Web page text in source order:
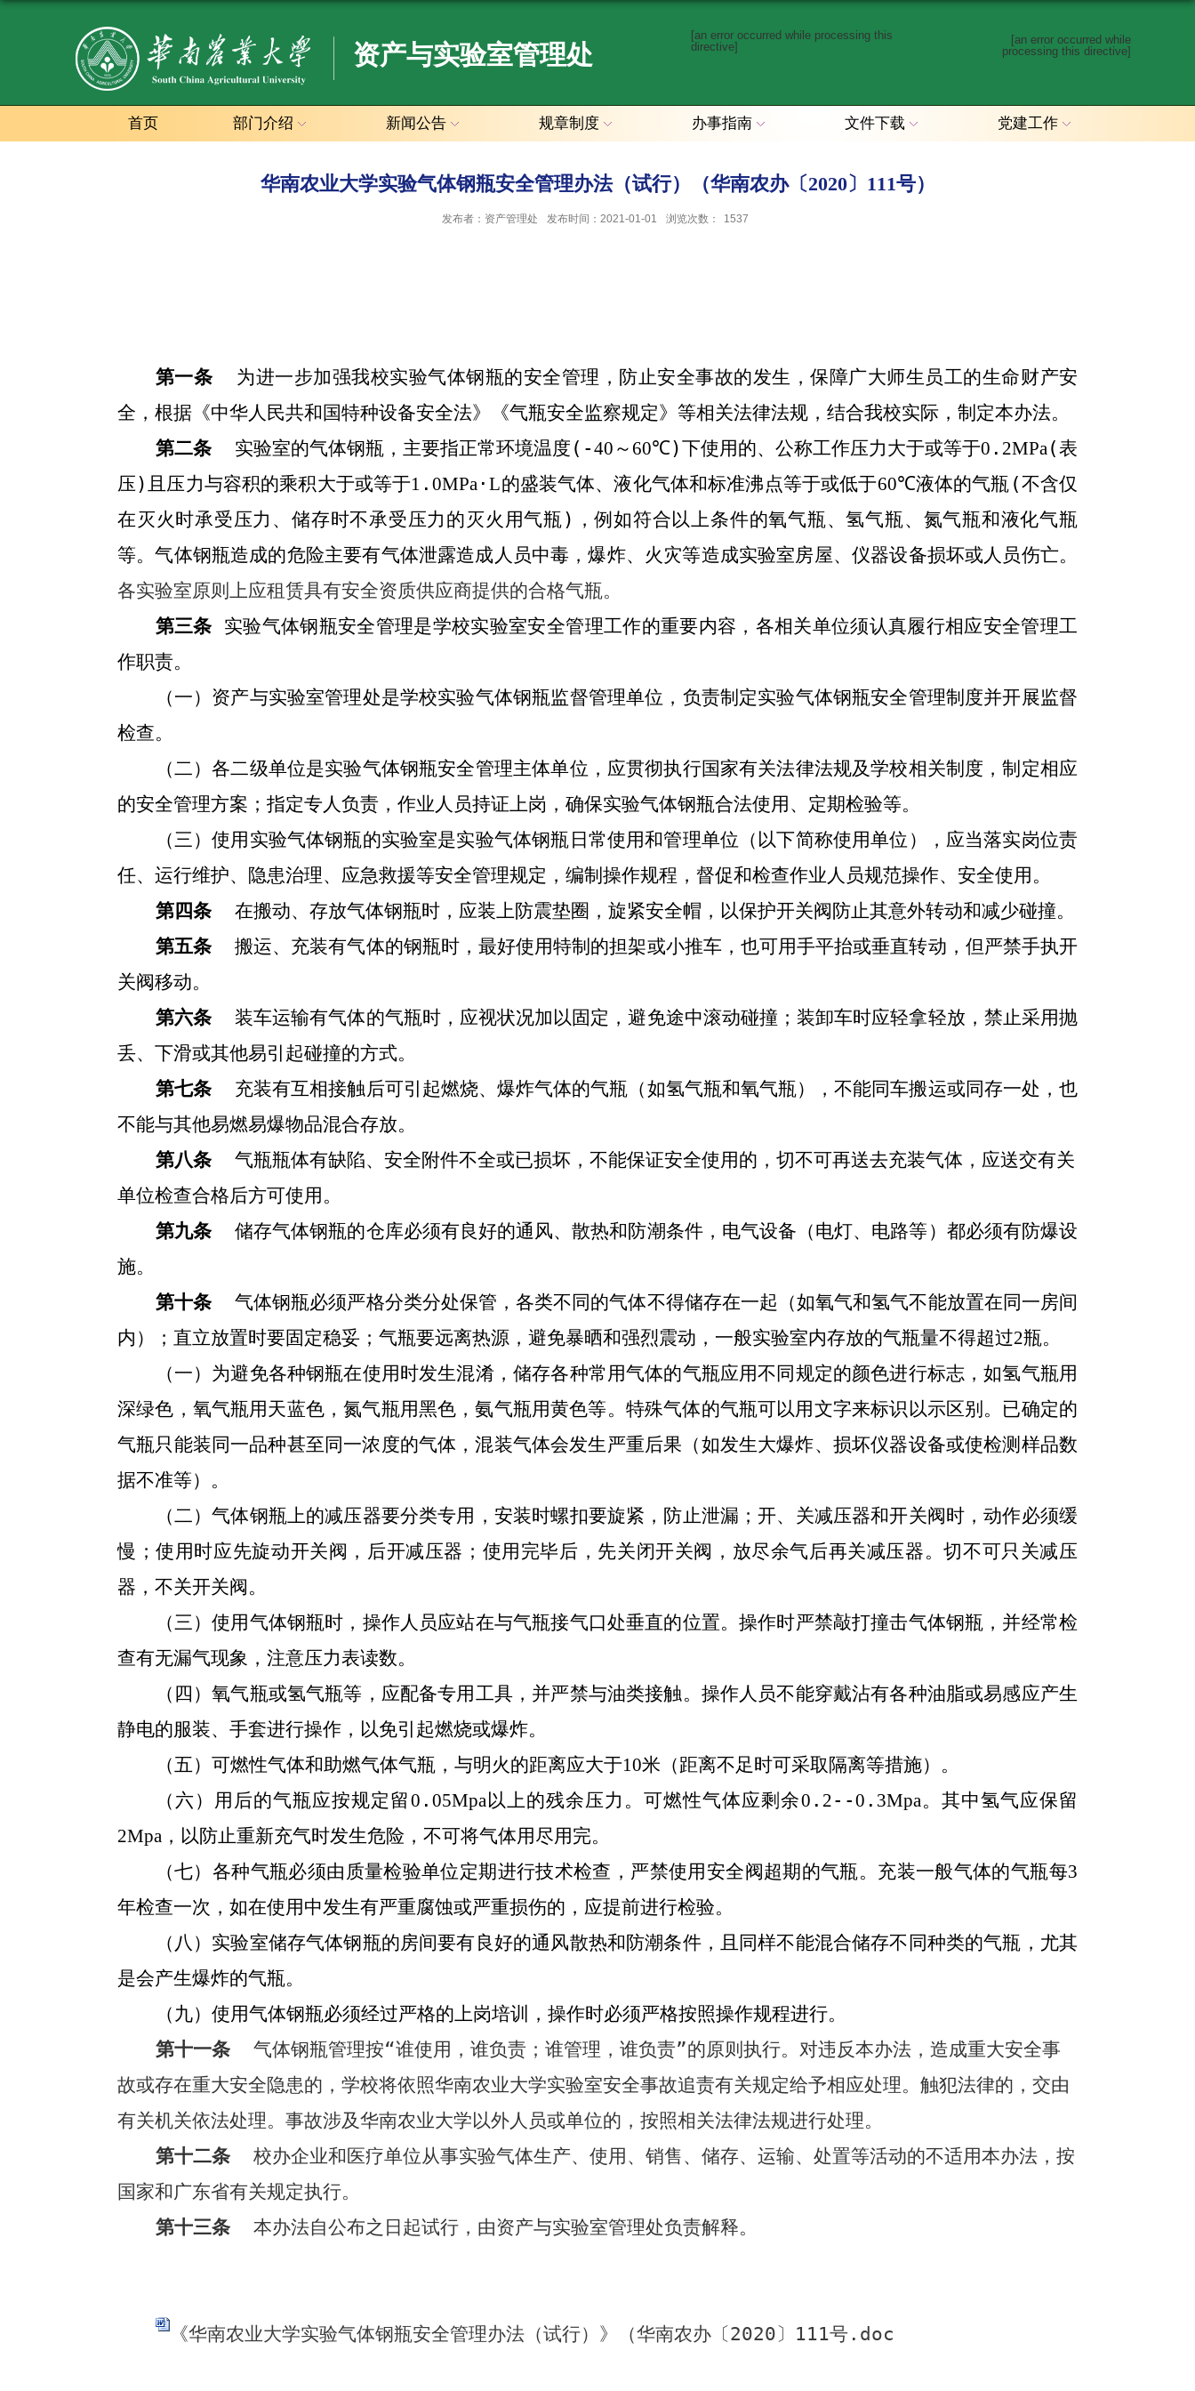
资产与实验室管理处
[an error occurred while processing this
directive]
[an error occurred while
processing this directive]
首页 部门介绍 新闻公告 规章制度 办事指南 文件下载 党建工作
华南农业大学实验气体钢瓶安全管理办法（试行）（华南农办〔2020〕111号）
发布者：资产管理处 发布时间：2021-01-01 浏览次数： 1537
第一条 为进一步加强我校实验气体钢瓶的安全管理，防止安全事故的发生，保障广大师生员工的生命财产安
全，根据《中华人民共和国特种设备安全法》《气瓶安全监察规定》等相关法律法规，结合我校实际，制定本办法。
第二条 实验室的气体钢瓶，主要指正常环境温度 (-40 ～ 60℃)下使用的、公称工作压力大于或等于0 . 2MPa(表
压) 且压力与容积的乘积大于或等于1 .0MPa ·L的盛装气体、液化气体和标准沸点等于或低于60℃液体的气瓶 (不含仅
在灭火时承受压力、储存时不承受压力的灭火用气瓶) ，例如符合以上条件的氧气瓶、氢气瓶、氮气瓶和液化气瓶
等。气体钢瓶造成的危险主要有气体泄露造成人员中毒，爆炸、火灾等造成实验室房屋、仪器设备损坏或人员伤亡。
各实验室原则上应租赁具有安全资质供应商提供的合格气瓶。
第三条 实验气体钢瓶安全管理是学校实验室安全管理工作的重要内容，各相关单位须认真履行相应安全管理工
作职责。
（一） 资产与实验室管理处是学校实验气体钢瓶监督管理单位，负责制定实验气体钢瓶安全管理制度并开展监督
检查。
（二）各二级单位是实验气体钢瓶安全管理主体单位，应贯彻执行国家有关法律法规及学校相关制度，制定相应
的安全管理方案；指定专人负责，作业人员持证上岗，确保实验气体钢瓶合法使用、定期检验等。
（三）使用实验气体钢瓶的实验室是实验气体钢瓶日常使用和管理单位（以下简称使用单位），应当落实岗位责
任、运行维护、隐患治理、应急救援等安全管理规定，编制操作规程，督促和检查作业人员规范操作、安全使用。
第四条 在搬动、存放气体钢瓶时，应装上防震垫圈，旋紧安全帽，以保护开关阀防止其意外转动和减少碰撞。
第五条搬运、充装有气体的钢瓶时，最好使用特制的担架或小推车，也可用手平抬或垂直转动，但严禁手执开
关阀移动。
第六条
装车运输有气体的气瓶时，应视状况加以固定，避免途中滚动碰撞；装卸车时应轻拿轻放，禁止采用抛
丢、下滑或其他易引起碰撞的方式。
第七条充装有互相接触后可引起燃烧、爆炸气体的气瓶（如氢气瓶和氧气瓶），不能同车搬运或同存一处，也
不能与其他易燃易爆物品混合存放。
第八条 气瓶瓶体有缺陷、安全附件不全或已损坏，不能保证安全使用的，切不可再送去充装气体，应送交有关
单位检查合格后方可使用。
第九条储存气体钢瓶的仓库必须有良好的通风、散热和防潮条件，电气设备（电灯、电路等）都必须有防爆设
施。
第十条气体钢瓶必须严格分类分处保管，各类不同的气体不得储存在一起（如氧气和氢气不能放置在同一房间
内）；直立放置时要固定稳妥；气瓶要远离热源，避免暴晒和强烈震动，一般实验室内存放的气瓶量不得超过2瓶。
（一） 为避免各种钢瓶在使用时发生混淆，储存各种常用气体的气瓶应用不同规定的颜色进行标志，如氢气瓶用
深绿色，氧气瓶用天蓝色，氮气瓶用黑色，氨气瓶用黄色等。特殊气体的气瓶可以用文字来标识以示区别。已确定的
气瓶只能装同一品种甚至同一浓度的气体，混装气体会发生严重后果（如发生大爆炸、损坏仪器设备或使检测样品数
据不准等）。
（二）气体钢瓶上的减压器要分类专用，安装时螺扣要旋紧，防止泄漏；开、关减压器和开关阀时，动作必须缓
慢；使用时应先旋动开关阀，后开减压器；使用完毕后，先关闭开关阀，放尽余气后再关减压器。切不可只关减压
器，不关开关阀。
（三）使用气体钢瓶时，操作人员应站在与气瓶接气口处垂直的位置。操作时严禁敲打撞击气体钢瓶，并经常检
查有无漏气现象，注意压力表读数。
（四）氧气瓶或氢气瓶等，应配备专用工具，并严禁与油类接触。操作人员不能穿戴沾有各种油脂或易感应产生
静电的服装、手套进行操作，以免引起燃烧或爆炸。
（五） 可燃性气体和助燃气体气瓶，与明火的距离应大于10米（距离不足时可采取隔离等措施）。
（六） 用后的气瓶应按规定留0 . 05Mpa以上的残余压力。可燃性气体应剩余0 . 2--0 . 3Mpa。其中氢气应保留
2Mpa ，以防止重新充气时发生危险，不可将气体用尽用完。
（七） 各种气瓶必须由质量检验单位定期进行技术检查，严禁使用安全阀超期的气瓶。充装一般气体的气瓶每3
年检查一次，如在使用中发生有严重腐蚀或严重损伤的，应提前进行检验。
（八） 实验室储存气体钢瓶的房间要有良好的通风散热和防潮条件，且同样不能混合储存不同种类的气瓶，尤其
是会产生爆炸的气瓶。
（九） 使用气体钢瓶必须经过严格的上岗培训，操作时必须严格按照操作规程进行。
第十一条 气体钢瓶管理按“谁使用，谁负责；谁管理，谁负责”的原则执行。对违反本办法，造成重大安全事
故或存在重大安全隐患的，学校将依照华南农业大学实验室安全事故追责有关规定给予相应处理。触犯法律的，交由
有关机关依法处理。事故涉及华南农业大学以外人员或单位的，按照相关法律法规进行处理。
第十二条校办企业和医疗单位从事实验气体生产、使用、销售、储存、运输、处置等活动的不适用本办法，按
国家和广东省有关规定执行。
第十三条本办法自公布之日起试行，由资产与实验室管理处负责解释。
《华南农业大学实验气体钢瓶安全管理办法（试行）》（华南农办〔2020〕111号.doc